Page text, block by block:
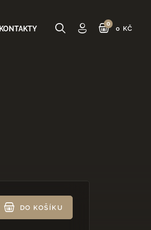
KONTAKTY 0 KČ
DO KOŠÍKU